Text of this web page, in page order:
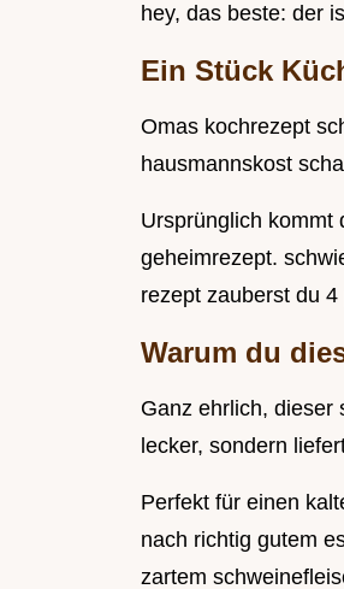
hey, das beste: der
Ein Stück
Omas kochrezept
hausmannskost
Ursprünglich kommt
geheimrezept.
rezept zauberst du
Warum du
Ganz ehrlich, dieser
lecker, sondern
Perfekt für einen
nach richtig gutem
zartem